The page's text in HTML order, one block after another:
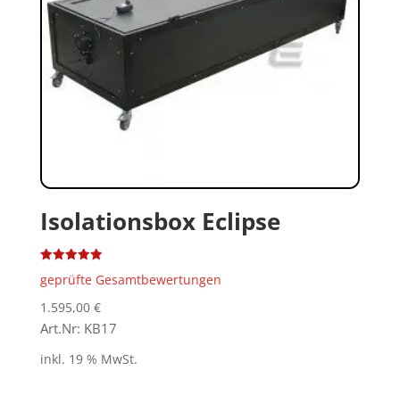
Isolationsbox Eclipse
mit
von 5
geprüfte Gesamtbewertungen
1.595,00 €
Art.Nr: KB17
inkl. 19 % MwSt.